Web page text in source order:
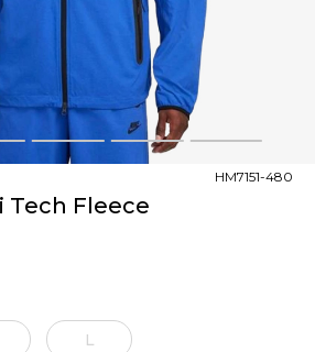
3 4 5
Tech Fleece
HM7151-480
L